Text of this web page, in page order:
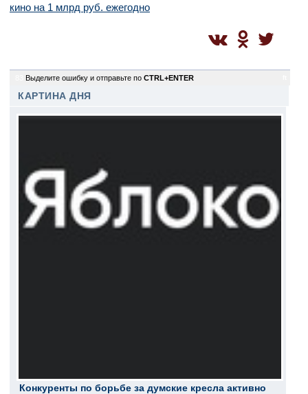
кино на 1 млрд руб. ежегодно
Выделите ошибку и отправьте по CTRL+ENTER
КАРТИНА ДНЯ
Конкуренты по борьбе за думские кресла активно